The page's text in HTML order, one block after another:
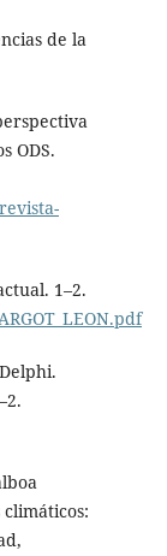
de la
ODS.
1–2.